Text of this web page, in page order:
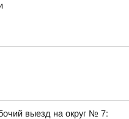
выезд на округ № 7: